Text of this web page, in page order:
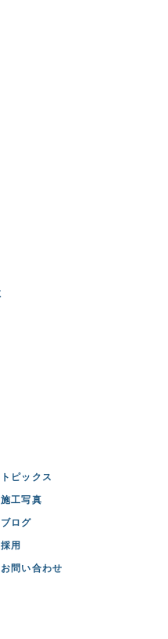
トピックス
施工写真
ブログ
採用
お問い合わせ